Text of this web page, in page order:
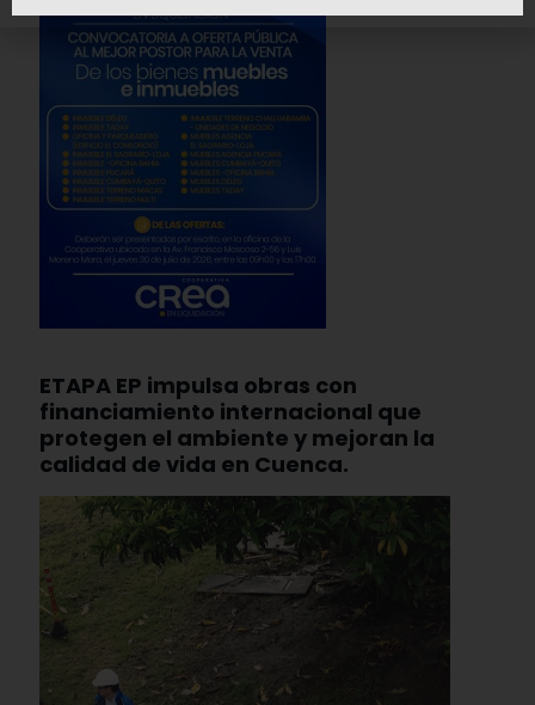
ETAPA EP impulsa obras con
financiamiento internacional que
protegen el ambiente y mejoran la
calidad de vida en Cuenca.